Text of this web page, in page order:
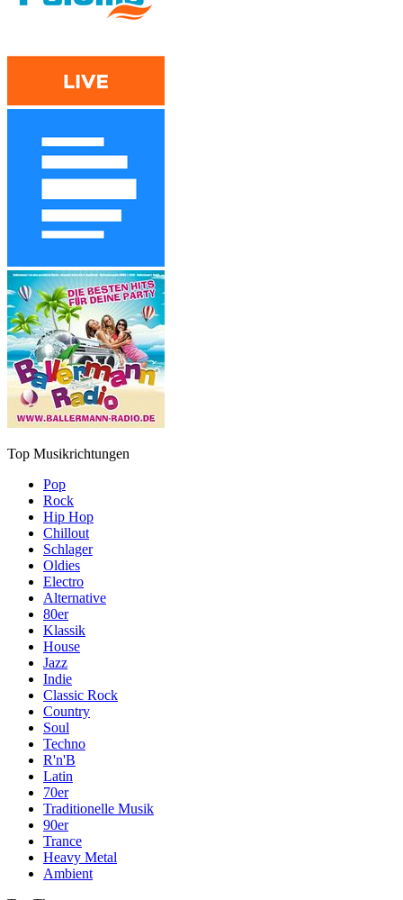
Top Musikrichtungen
Pop
Rock
Hip Hop
Chillout
Schlager
Oldies
Electro
Alternative
80er
Klassik
House
Jazz
Indie
Classic Rock
Country
Soul
Techno
R'n'B
Latin
70er
Traditionelle Musik
90er
Trance
Heavy Metal
Ambient